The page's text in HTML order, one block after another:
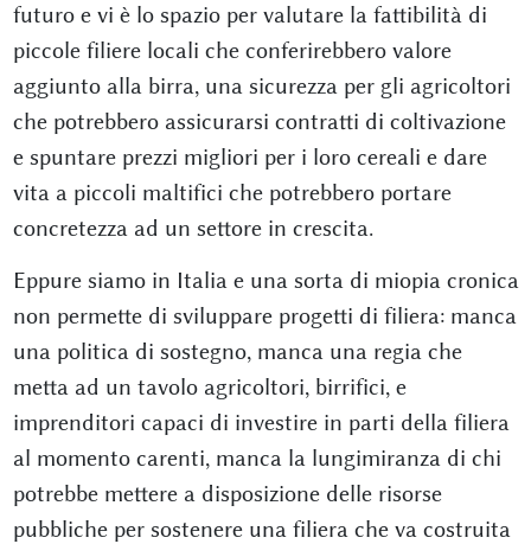
futuro e vi è lo spazio per valutare la fattibilità di
piccole filiere locali che conferirebbero valore
aggiunto alla birra, una sicurezza per gli agricoltori
che potrebbero assicurarsi contratti di coltivazione
e spuntare prezzi migliori per i loro cereali e dare
vita a piccoli maltifici che potrebbero portare
concretezza ad un settore in crescita.
Eppure siamo in Italia e una sorta di miopia cronica
non permette di sviluppare progetti di filiera: manca
una politica di sostegno, manca una regia che
metta ad un tavolo agricoltori, birrifici, e
imprenditori capaci di investire in parti della filiera
al momento carenti, manca la lungimiranza di chi
potrebbe mettere a disposizione delle risorse
pubbliche per sostenere una filiera che va costruita